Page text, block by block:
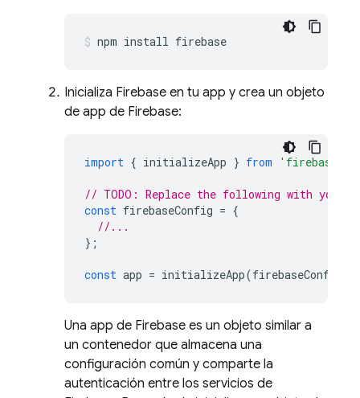
npm install firebase
Inicializa Firebase en tu app y crea un objeto
de app de Firebase:
import { initializeApp } from 'firebase/
// TODO: Replace the following with your
const firebaseConfig = {
//...
};
const app = initializeApp(firebaseConfig
Una app de Firebase es un objeto similar a
un contenedor que almacena una
configuración común y comparte la
autenticación entre los servicios de